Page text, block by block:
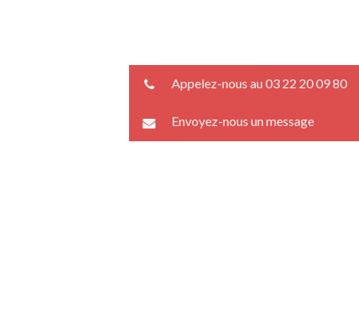
Appelez-nous au 03 22 20 09 80
Envoyez-nous un message